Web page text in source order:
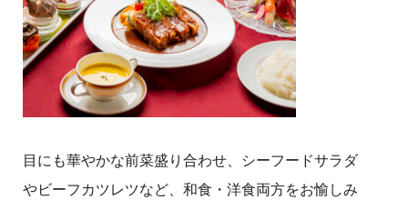
目にも華やかな前菜盛り合わせ、シーフードサラダ
やビーフカツレツなど、和食・洋食両方をお愉しみ